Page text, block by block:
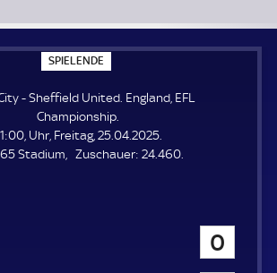
SPIELENDE
P
E
L
E
N
D
E
- Sheffield United. England, EFL
Championship.
Uhr, Freitag, 25.04.2025.
Stadium
Zuschauer: Z
24.460.
0